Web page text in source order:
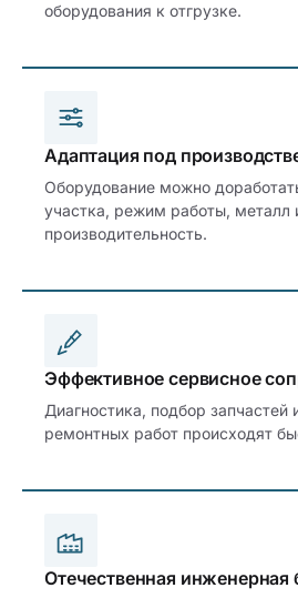
оборудования к отгрузке.
Адаптация под
Оборудование можно
участка, режим работы, металл
производительность.
Эффективное сервисное
Диагностика, подбор запчастей
ремонтных работ происходят
Отечественная инженерная